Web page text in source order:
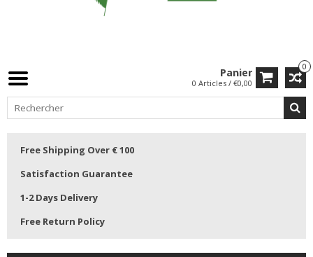
0
Panier
0 Articles / €0,00
Free Shipping Over € 100
Satisfaction Guarantee
1-2 Days Delivery
Free Return Policy